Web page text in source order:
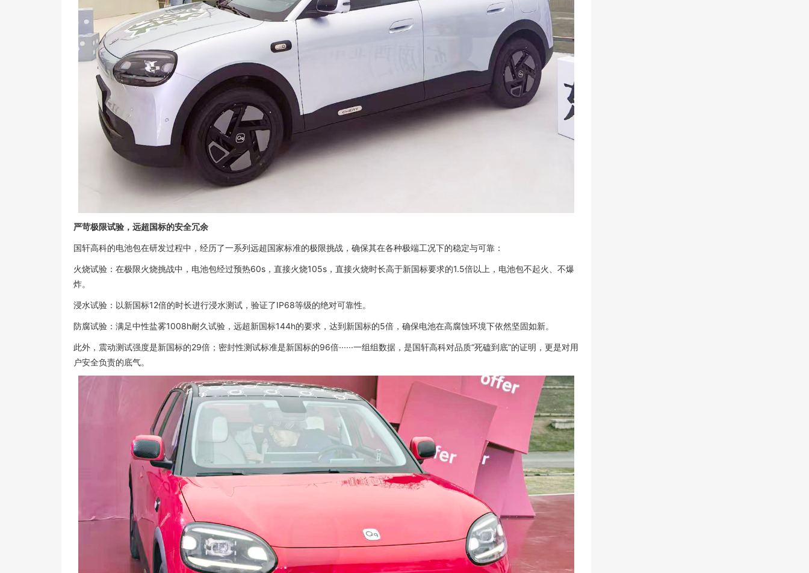
严苛极限试验，远超国标的安全冗余
国轩高科的电池包在研发过程中，经历了一系列远超国家标准的极限挑战，确保其在各种极端工况下的稳定与可靠：
火烧试验：在极限火烧挑战中，电池包经过预热60s，直接火烧105s，直接火烧时长高于新国标要求的1.5倍以上，电池包不起火、不爆
炸。
浸水试验：以新国标12倍的时长进行浸水测试，验证了IP68等级的绝对可靠性。
防腐试验：满足中性盐雾1008h耐久试验，远超新国标144h的要求，达到新国标的5倍，确保电池在高腐蚀环境下依然坚固如新。
此外，震动测试强度是新国标的29倍；密封性测试标准是新国标的96倍······一组组数据，是国轩高科对品质“死磕到底”的证明，更是对用
户安全负责的底气。